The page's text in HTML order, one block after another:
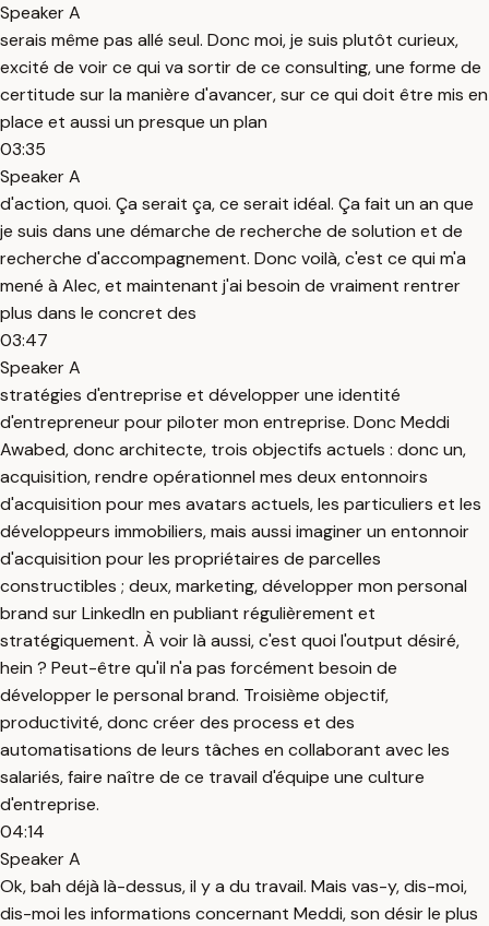
Speaker A
serais même pas allé seul. Donc moi, je suis plutôt curieux,
excité de voir ce qui va sortir de ce consulting, une forme de
certitude sur la manière d'avancer, sur ce qui doit être mis en
place et aussi un presque un plan
03:35
Speaker A
d'action, quoi. Ça serait ça, ce serait idéal. Ça fait un an que
je suis dans une démarche de recherche de solution et de
recherche d'accompagnement. Donc voilà, c'est ce qui m'a
mené à Alec, et maintenant j'ai besoin de vraiment rentrer
plus dans le concret des
03:47
Speaker A
stratégies d'entreprise et développer une identité
d'entrepreneur pour piloter mon entreprise. Donc Meddi
Awabed, donc architecte, trois objectifs actuels : donc un,
acquisition, rendre opérationnel mes deux entonnoirs
d'acquisition pour mes avatars actuels, les particuliers et les
développeurs immobiliers, mais aussi imaginer un entonnoir
d'acquisition pour les propriétaires de parcelles
constructibles ; deux, marketing, développer mon personal
brand sur LinkedIn en publiant régulièrement et
stratégiquement. À voir là aussi, c'est quoi l'output désiré,
hein ? Peut-être qu'il n'a pas forcément besoin de
développer le personal brand. Troisième objectif,
productivité, donc créer des process et des
automatisations de leurs tâches en collaborant avec les
salariés, faire naître de ce travail d'équipe une culture
d'entreprise.
04:14
Speaker A
Ok, bah déjà là-dessus, il y a du travail. Mais vas-y, dis-moi,
dis-moi les informations concernant Meddi, son désir le plus